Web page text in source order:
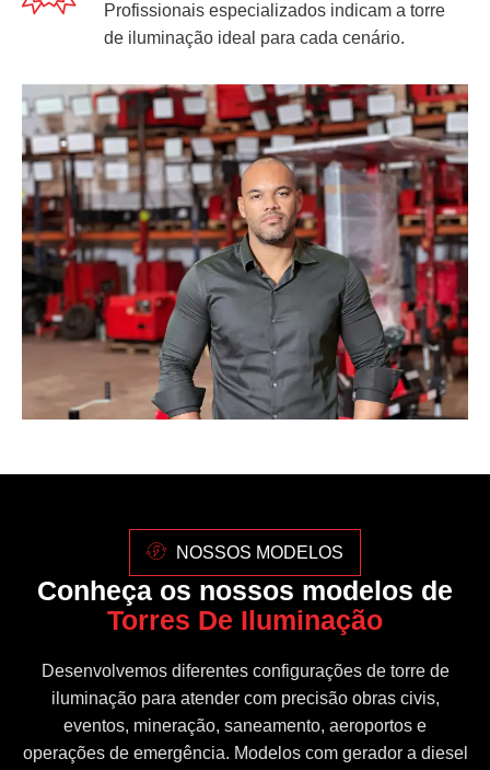
Profissionais especializados indicam a torre
de iluminação ideal para cada cenário.
NOSSOS MODELOS
Conheça os nossos modelos de
Torres De Iluminação
Desenvolvemos diferentes configurações de torre de
iluminação para atender com precisão obras civis,
eventos, mineração, saneamento, aeroportos e
operações de emergência. Modelos com gerador a diesel